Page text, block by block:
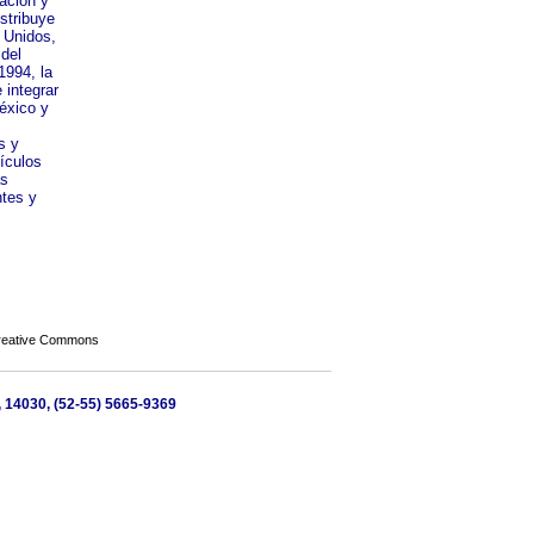
la
integrar
y
y
y
Commons
(52-55) 5665-9369